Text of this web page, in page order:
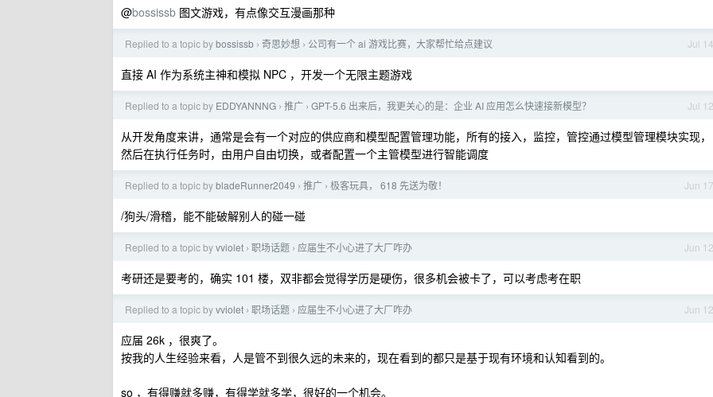
@bossissb 图文游戏，有点像交互漫画那种
Jul 14
Replied to a topic bybossissb › 奇思妙想 › 公司有一个 ai 游戏比赛，大家帮忙给点建议
直接 AI 作为系统主神和模拟 NPC ，开发一个无限主题游戏
Jul 12
Replied to a topic by EDDYANNNG › 推广 › GPT-5.6 出来后，我更关心的是：企业 AI 应用怎么快速接新模型？
从开发角度来讲，通常是会有一个对应的供应商和模型配置管理功能，所有的接入，监控，管控通过模型管理模块实现，
然后在执行任务时，由用户自由切换，或者配置一个主管模型进行智能调度
Jun 17
Replied to a topic bybladeRunner2049 › 推广 › 极客玩具， 618 先送为敬！
/狗头/滑稽，能不能破解别人的碰一碰
Jun 12
Replied to a topic byvviolet › 职场话题 › 应届生不小心进了大厂咋办
考研还是要考的，确实 101 楼，双非都会觉得学历是硬伤，很多机会被卡了，可以考虑考在职
Jun 12
Replied to a topic byvviolet › 职场话题 › 应届生不小心进了大厂咋办
应届 26k ，很爽了。
按我的人生经验来看，人是管不到很久远的未来的，现在看到的都只是基于现有环境和认知看到的。
so ，有得赚就多赚，有得学就多学，很好的一个机会。